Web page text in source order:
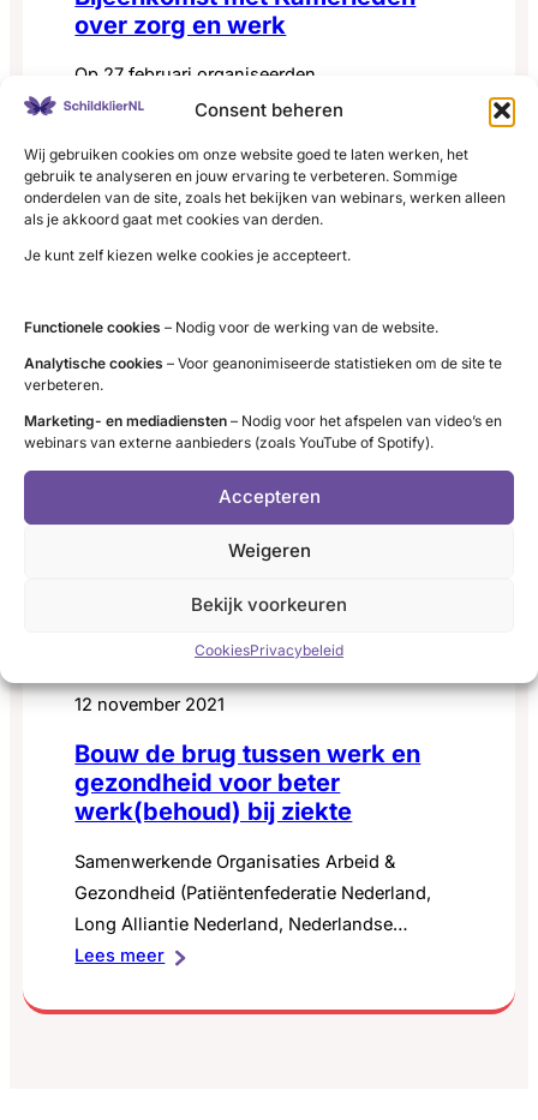
Consent beheren
Wij gebruiken cookies om onze website goed te laten werken, het
gebruik te analyseren en jouw ervaring te verbeteren. Sommige
onderdelen van de site, zoals het bekijken van webinars, werken alleen
als je akkoord gaat met cookies van derden.
Je kunt zelf kiezen welke cookies je accepteert.
Functionele cookies – Nodig voor de werking van de website.
Analytische cookies – Voor geanonimiseerde statistieken om de site te
verbeteren.
Marketing- en mediadiensten – Nodig voor het afspelen van video’s en
webinars van externe aanbieders (zoals YouTube of Spotify).
Accepteren
Weigeren
Bekijk voorkeuren
CookiesPrivacybeleid
over zorg en werk
Op 27 februari organiseerden
Patiëntenfederatie Nederland, MIND en
en werk. Ervaringsdeskundigen, die van jongs
af aan of gedurende het leven te maken
hebben gekregen met een beperking,
chronische ziekte en/of psychische
medewerkers van VVD, NSC, GL/PvdA en BBB
over ervaringen met sociale zekerheid…
Lees meer
Bijeenkomst
met
Kamerleden
zorg
en
12 november 2021
Bouw de brug tussen werk en
gezondheid voor beter
werk(behoud) bij ziekte
Samenwerkende Organisaties Arbeid &
Gezondheid (Patiëntenfederatie Nederland,
Long Alliantie Nederland, Nederlandse
Federatie van Kankerpatiëntenorganisaties en
Constitutioneel Eczeem) boden recentelijk een
Lees meer:
de